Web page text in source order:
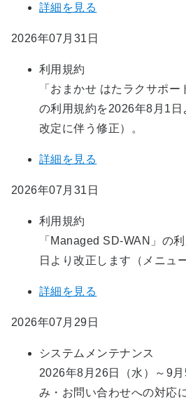
詳細を見る
2026年07月31日
利用規約
「おまかせ はたラクサポー
の利用規約を2026年8月1
改定に伴う修正）。
詳細を見る
2026年07月31日
利用規約
「Managed SD-WAN」の
日より改正します（メニュ
詳細を見る
2026年07月29日
システムメンテナンス
2026年8月26日（水）～9
み・お問い合わせへの対応